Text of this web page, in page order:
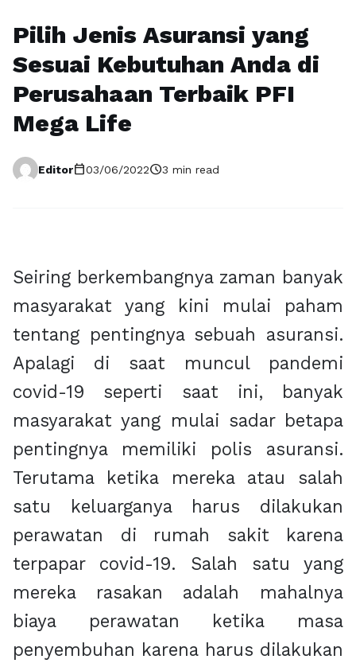
Pilih Jenis Asuransi yang
Sesuai Kebutuhan Anda di
Perusahaan Terbaik PFI
Mega Life
Editorcalendar_today03/06/2022schedule3 min read
Seiring berkembangnya zaman banyak
masyarakat yang kini mulai paham
tentang pentingnya sebuah asuransi.
Apalagi di saat muncul pandemi
covid-19 seperti saat ini, banyak
masyarakat yang mulai sadar betapa
pentingnya memiliki polis asuransi.
Terutama ketika mereka atau salah
satu keluarganya harus dilakukan
perawatan di rumah sakit karena
terpapar covid-19. Salah satu yang
mereka rasakan adalah mahalnya
biaya perawatan ketika masa
penyembuhan karena harus dilakukan